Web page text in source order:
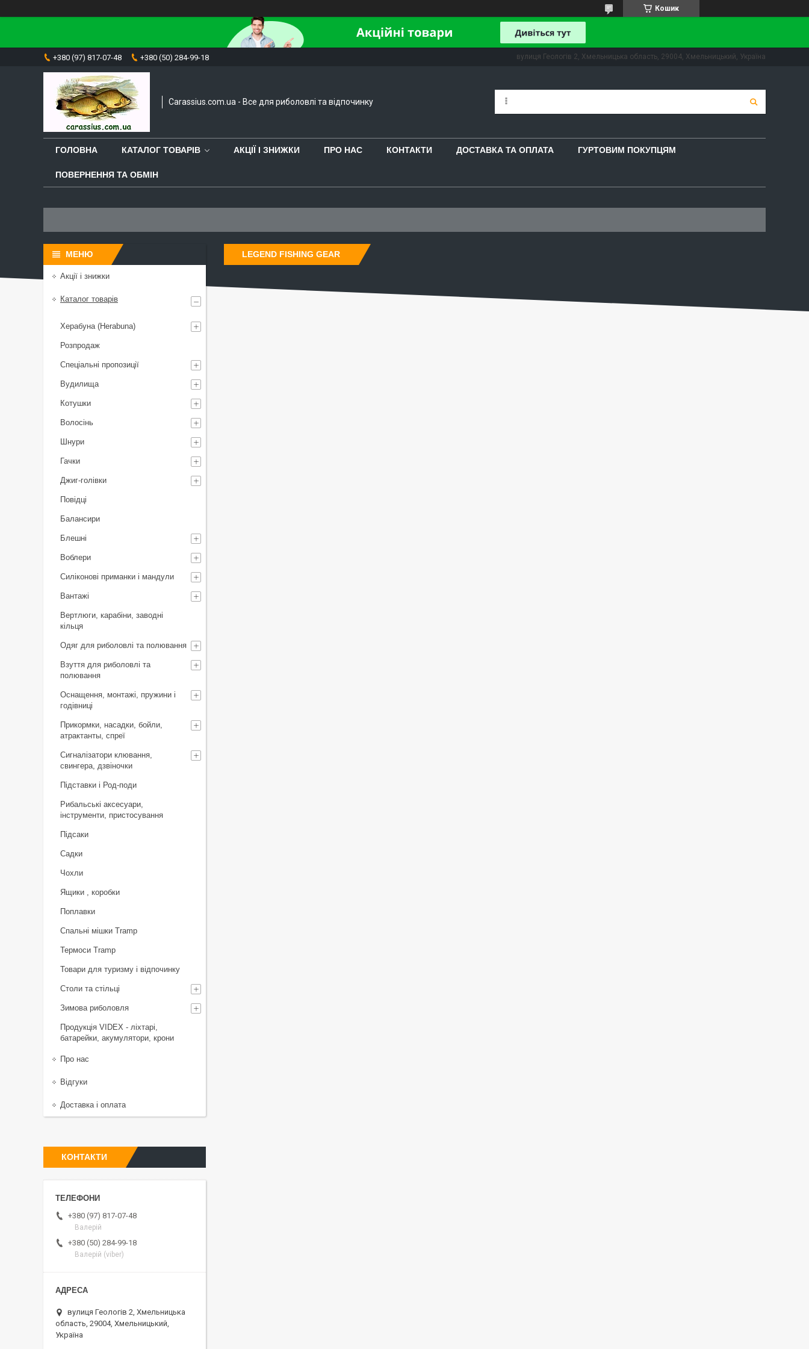
Кошик
+380 (97) 817-07-48 +380 (50) 284-99-18 вулиця Геологів 2, Хмельницька область, 29004, Хмельницький, Україна
Carassius.com.ua - Все для риболовлі та відпочинку
ГОЛОВНА КАТАЛОГ ТОВАРІВ АКЦІЇ І ЗНИЖКИ ПРО НАС КОНТАКТИ ДОСТАВКА ТА ОПЛАТА ГУРТОВИМ ПОКУПЦЯМ
ПОВЕРНЕННЯ ТА ОБМІН
LEGEND FISHING GEAR
Акції і знижки
Каталог товарів
Херабуна (Herabuna)
Розпродаж
Спеціальні пропозиції
Вудилища
Котушки
Волосінь
Шнури
Гачки
Джиг-голівки
Повідці
Балансири
Блешні
Воблери
Силіконові приманки і мандули
Вантажі
Вертлюги, карабіни, заводні
кільця
Одяг для риболовлі та полювання
Взуття для риболовлі та
полювання
Оснащення, монтажі, пружини і
годівниці
Прикормки, насадки, бойли,
атрактанты, спреї
Сигналізатори клювання,
свингера, дзвіночки
Підставки і Род-поди
Рибальські аксесуари,
інструменти, пристосування
Підсаки
Садки
Чохли
Ящики , коробки
Поплавки
Спальні мішки Tramp
Термоси Tramp
Товари для туризму і відпочинку
Столи та стільці
Зимова риболовля
Продукція VIDEX - ліхтарі,
батарейки, акумулятори, крони
Про нас
Відгуки
Доставка і оплата
КОНТАКТИ
+380 (97) 817-07-48
Валерій
+380 (50) 284-99-18
Валерій (viber)
вулиця Геологів 2, Хмельницька
область, 29004, Хмельницький,
Україна